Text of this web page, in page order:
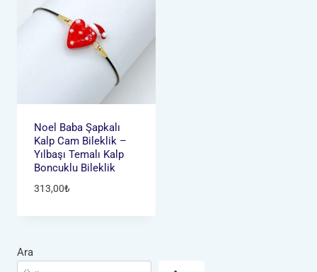
Noel Baba Şapkalı
Kalp Cam Bileklik –
Yılbaşı Temalı Kalp
Boncuklu Bileklik
313,00₺
Ara